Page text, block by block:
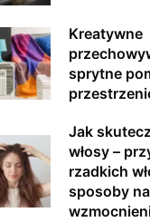
Kreatywne
sprytne
Jak
włosy –
rzadkich
sposoby